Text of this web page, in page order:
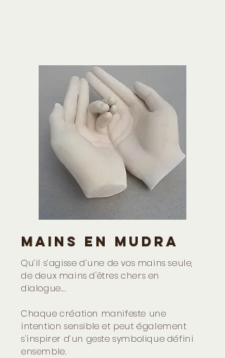
Mains EN Mudra
Qu’il s’agisse d’une de vos mains seule,
de deux mains d'êtres chers en
dialogue...
Chaque création manifeste une
intention sensible et peut également
s’inspirer d’un geste symbolique défini
ensemble.